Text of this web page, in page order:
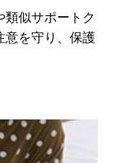
似サポートク
意を守り、保護